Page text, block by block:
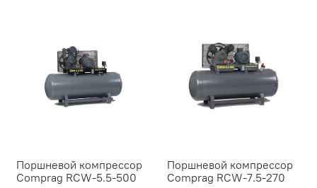
Поршневой компрессор
Comprag RCW-5.5-500
Поршневой компрессор
Comprag RCW-7.5-270